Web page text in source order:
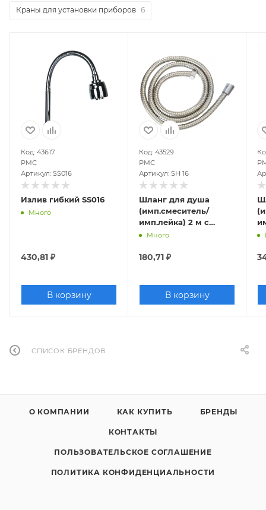
Краны для установки приборов 6
Код: 43617
РМС
Артикул: SS016
Излив гибкий SS016
Много
430,81 ₽
В корзину
Код: 43529
РМС
Артикул: SH 16
Шланг для душа
(имп.смеситель/
имп.лейка) 2 м с
двойным замком
Много
180,71 ₽
В корзину
СПИСОК БРЕНДОВ
О КОМПАНИИ КАК КУПИТЬ БРЕНДЫ
КОНТАКТЫ
ПОЛЬЗОВАТЕЛЬСКОЕ СОГЛАШЕНИЕ
ПОЛИТИКА КОНФИДЕНЦИАЛЬНОСТИ